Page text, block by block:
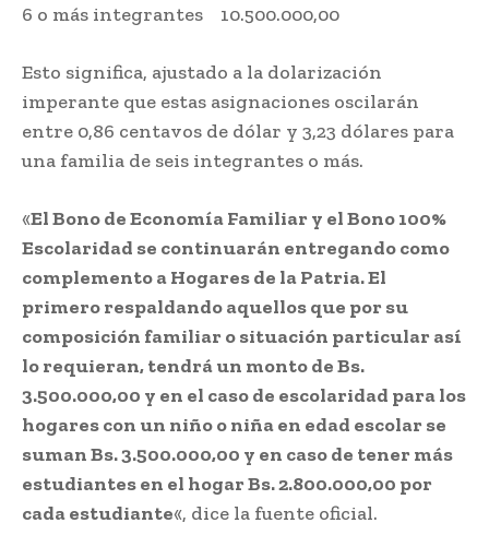
6 o más integrantes 10.500.000,00
Esto significa, ajustado a la dolarización
imperante que estas asignaciones oscilarán
entre 0,86 centavos de dólar y 3,23 dólares para
una familia de seis integrantes o más.
«El Bono de Economía Familiar y el Bono 100%
Escolaridad se continuarán entregando como
complemento a Hogares de la Patria. El
primero respaldando aquellos que por su
composición familiar o situación particular así
lo requieran, tendrá un monto de Bs.
3.500.000,00 y en el caso de escolaridad para los
hogares con un niño o niña en edad escolar se
suman Bs. 3.500.000,00 y en caso de tener más
estudiantes en el hogar Bs. 2.800.000,00 por
cada estudiante«, dice la fuente oficial.